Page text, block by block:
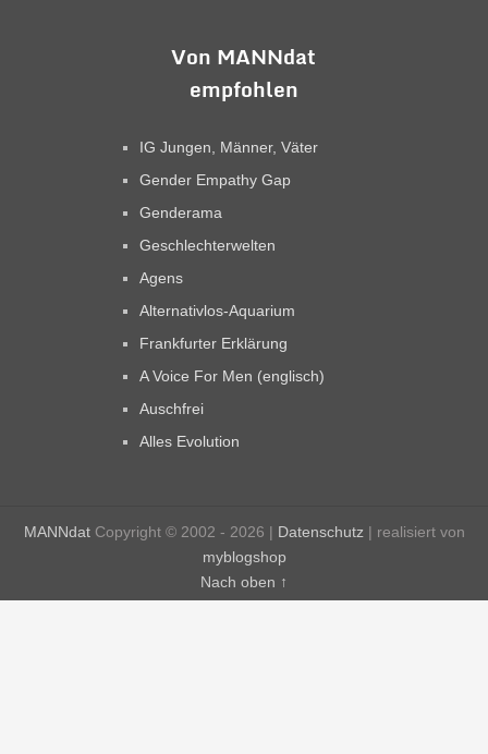
Von MANNdat
empfohlen
IG Jungen, Männer, Väter
Gender Empathy Gap
Genderama
Geschlechterwelten
Agens
Alternativlos-Aquarium
Frankfurter Erklärung
A Voice For Men (englisch)
Auschfrei
Alles Evolution
MANNdatCopyright © 2002 - 2026 | Datenschutz | realisiert von
myblogshop
Nach oben ↑